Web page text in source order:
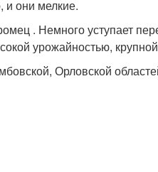
они мелкие.
. Немного уступает
урожайностью,
Орловской